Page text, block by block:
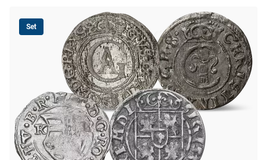
Set